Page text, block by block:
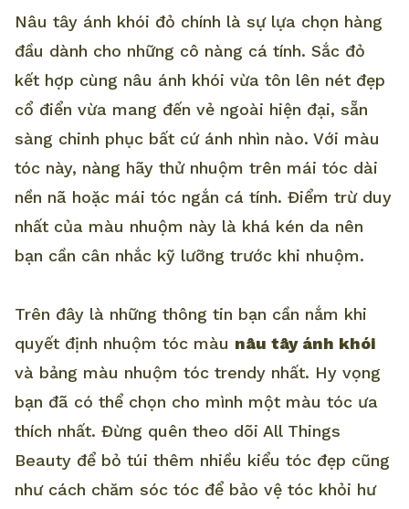
Nâu tây ánh khói đỏ chính là sự lựa chọn hàng
đầu dành cho những cô nàng cá tính. Sắc đỏ
kết hợp cùng nâu ánh khói vừa tôn lên nét đẹp
cổ điển vừa mang đến vẻ ngoài hiện đại, sẵn
sàng chinh phục bất cứ ánh nhìn nào. Với màu
tóc này, nàng hãy thử nhuộm trên mái tóc dài
nền nã hoặc mái tóc ngắn cá tính. Điểm trừ duy
nhất của màu nhuộm này là khá kén da nên
bạn cần cân nhắc kỹ lưỡng trước khi nhuộm.
Trên đây là những thông tin bạn cần nắm khi
quyết định nhuộm tóc màu nâu tây ánh khói
và bảng màu nhuộm tóc trendy nhất. Hy vọng
bạn đã có thể chọn cho mình một màu tóc ưa
thích nhất. Đừng quên theo dõi All Things
Beauty để bỏ túi thêm nhiều kiểu tóc đẹp cũng
như cách chăm sóc tóc để bảo vệ tóc khỏi hư